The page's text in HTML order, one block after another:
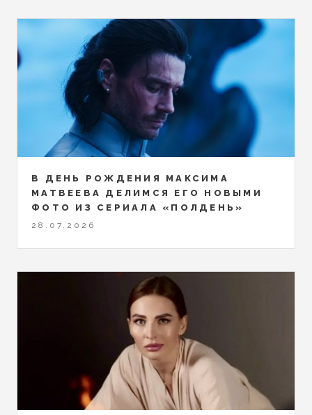
В ДЕНЬ РОЖДЕНИЯ МАКСИМА
МАТВЕЕВА ДЕЛИМСЯ ЕГО НОВЫМИ
ФОТО ИЗ СЕРИАЛА «ПОЛДЕНЬ»
28.07.2026